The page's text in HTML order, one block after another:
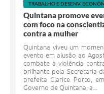
Contato
TRABALHO E DESENV.
Quintana promove
com foco na
contra a mulher
Quintana viveu um
evento em alusão ao
combate à violência
brilhante pela Secretaria
prefeita Clarice Porto,
Governo de Quintana, a...